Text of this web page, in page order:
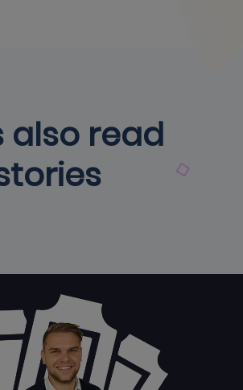
also read